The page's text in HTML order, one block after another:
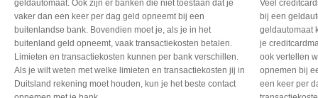
geldautomaat. Ook zijn er banken die niet toestaan dat je
vaker dan een keer per dag geld opneemt bij een
buitenlandse bank. Bovendien moet je, als je in het
buitenland geld opneemt, vaak transactiekosten betalen.
Limieten en transactiekosten kunnen per bank verschillen.
Als je wilt weten met welke limieten en transactiekosten jij in
Duitsland rekening moet houden, kun je het beste contact
Veel
bij een
geldautomaat
je
ook vertellen
opnemen bij
een keer per